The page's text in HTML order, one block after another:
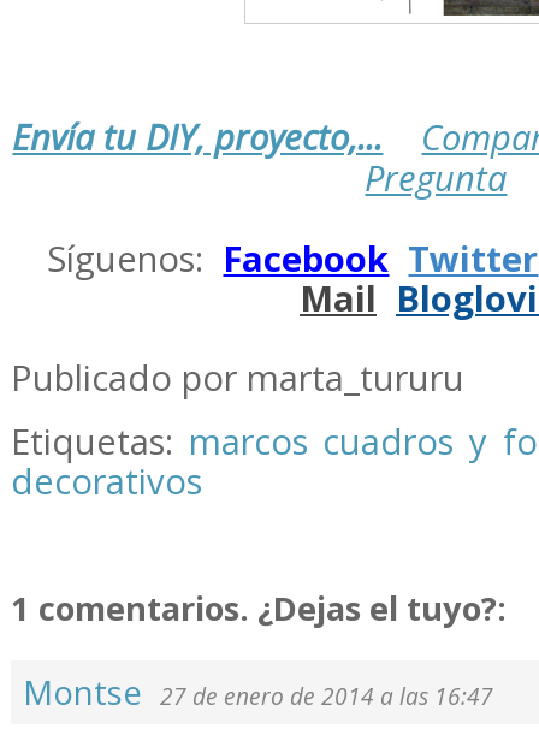
Envía tu DIY, proyecto,...
Pregunta
Síguenos: Facebook Twitter
Mail
Publicado por marta_tururu
Etiquetas: marcos cuadros y
decorativos
1 comentarios. ¿Dejas el tuyo?:
Montse
27 de enero de 2014 a las 16:47